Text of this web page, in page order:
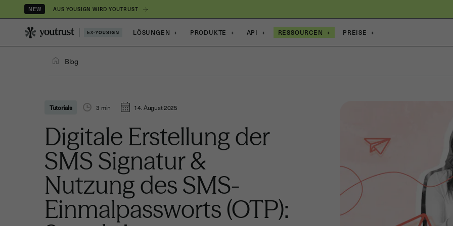
NEW AUS YOUSIGN WIRD YOUTRUST
LÖSUNGEN + PRODUKTE + API + RESSOURCEN + PREISE +
Blog
Tutorials 3 min 14. August 2025
Digitale Erstellung der
SMS Signatur &
Nutzung des SMS-
Einmalpassworts (OTP):